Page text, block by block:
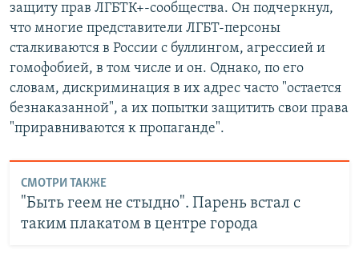
защиту прав ЛГБТК+-сообщества. Он подчеркнул,
что многие представители ЛГБТ-персоны
сталкиваются в России с буллингом, агрессией и
гомофобией, в том числе и он. Однако, по его
словам, дискриминация в их адрес часто "остается
безнаказанной", а их попытки защитить свои права
"приравниваются к пропаганде".
СМОТРИ ТАКЖЕ
"Быть геем не стыдно". Парень встал с
таким плакатом в центре города